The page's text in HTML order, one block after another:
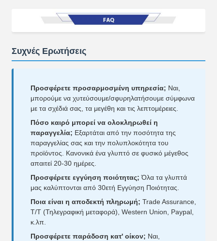
Συχνές Ερωτήσεις
Προσφέρετε προσαρμοσμένη υπηρεσία; Ναι,
μπορούμε να χυτεύσουμε/σφυρηλατήσουμε σύμφωνα
με τα σχέδιά σας, τα μεγέθη και τις λεπτομέρειες.
Πόσο καιρό μπορεί να ολοκληρωθεί η
παραγγελία; Εξαρτάται από την ποσότητα της
παραγγελίας σας και την πολυπλοκότητα του
προϊόντος. Κανονικά ένα γλυπτό σε φυσικό μέγεθος
απαιτεί 20-30 ημέρες.
Προσφέρετε εγγύηση ποιότητας; Όλα τα γλυπτά
μας καλύπτονται από 30ετή Εγγύηση Ποιότητας.
Ποια είναι η αποδεκτή πληρωμή; Trade Assurance,
T/T (Τηλεγραφική μεταφορά), Western Union, Paypal,
κ.λπ.
Προσφέρετε παράδοση κατ' οίκον; Ναι,